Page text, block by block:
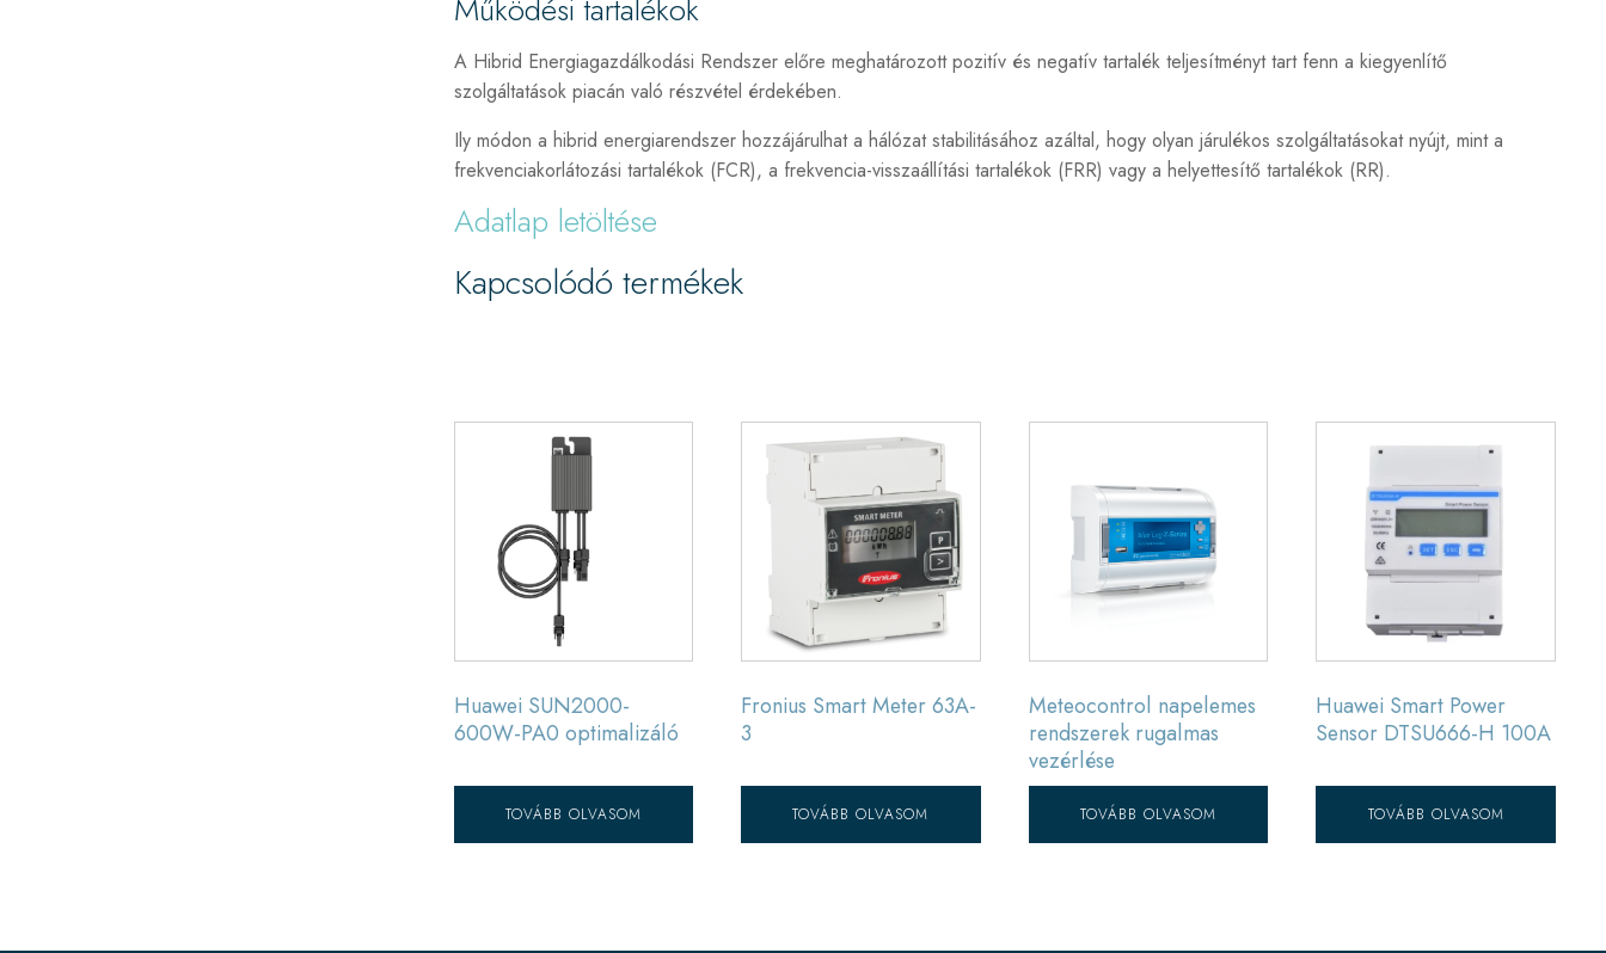
Működési tartalékok
A Hibrid Energiagazdálkodási Rendszer előre meghatározott pozitív és negatív tartalék teljesítményt tart fenn a kiegyenlítő
szolgáltatások piacán való részvétel érdekében.
Ily módon a hibrid energiarendszer hozzájárulhat a hálózat stabilitásához azáltal, hogy olyan járulékos szolgáltatásokat nyújt, mint a
frekvenciakorlátozási tartalékok (FCR), a frekvencia-visszaállítási tartalékok (FRR) vagy a helyettesítő tartalékok (RR).
Adatlap letöltése
Kapcsolódó termékek
Huawei SUN2000-
600W-PA0 optimalizáló
TOVÁBB OLVASOM
Fronius Smart Meter 63A-
3
TOVÁBB OLVASOM
Meteocontrol napelemes
rendszerek rugalmas
vezérlése
TOVÁBB OLVASOM
Huawei Smart Power
Sensor DTSU666-H 100A
TOVÁBB OLVASOM